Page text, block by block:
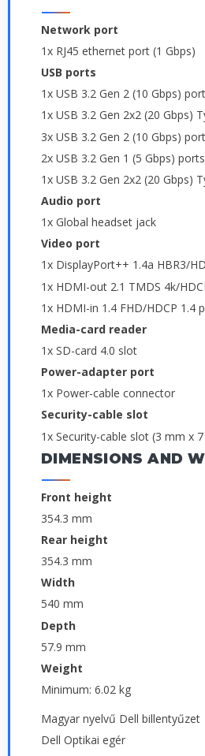
Network port
1x RJ45 ethernet port (1 Gbps)
USB ports
1x USB 3.2 Gen 2 (10 Gbps)
1x USB 3.2 Gen 2x2 (20 Gbps)
3x USB 3.2 Gen 2 (10 Gbps)
2x USB 3.2 Gen 1 (5 Gbps)
1x USB 3.2 Gen 2x2 (20 Gbps)
Audio port
1x Global headset jack
Video port
1x DisplayPort++ 1.4a HBR3/
1x HDMI-out 2.1 TMDS 4k/
1x HDMI-in 1.4 FHD/HDCP 1.4
Media-card reader
1x SD-card 4.0 slot
Power-adapter port
1x Power-cable connector
Security-cable slot
1x Security-cable slot (3 mm x
DIMENSIONS AND
Front height
354.3 mm
Rear height
354.3 mm
Width
540 mm
Depth
57.9 mm
Weight
Minimum: 6.02 kg
Magyar nyelvű Dell billentyűzet
Dell Optikai egér